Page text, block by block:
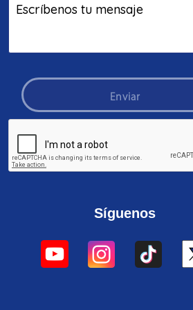
Enviar
Síguenos